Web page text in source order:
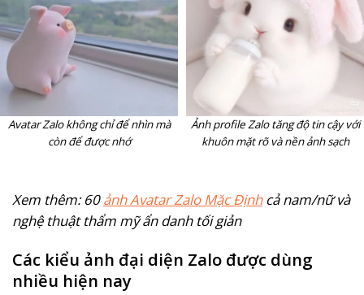
Avatar Zalo không chỉ để nhìn mà
còn để được nhớ
Ảnh profile Zalo tăng độ tin cậy với
khuôn mặt rõ và nền ảnh sạch
Xem thêm: 60ảnh Avatar Zalo Mặc Địnhcả nam/nữ và
nghệ thuật thẩm mỹ ẩn danh tối giản
Các kiểu ảnh đại diện Zalo được dùng
nhiều hiện nay